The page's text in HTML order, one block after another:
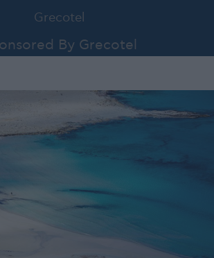
this code immediately
tag:
Grecotel
By Grecotel